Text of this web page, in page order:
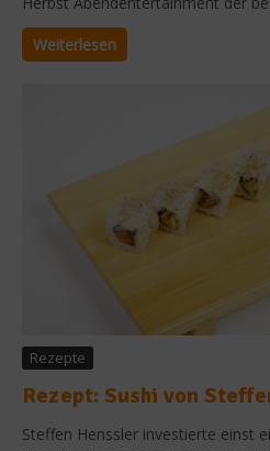
Weiterlesen
Rezepte
Rezept: Sushi von
Steffen Henssler investierte einst